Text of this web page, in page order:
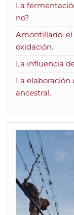
La
no?
Amontillado:
oxidación.
La influencia
La elaboración
ancestral.